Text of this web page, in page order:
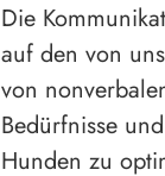
Die
auf den von
von
Bedürfnisse
Hunden zu